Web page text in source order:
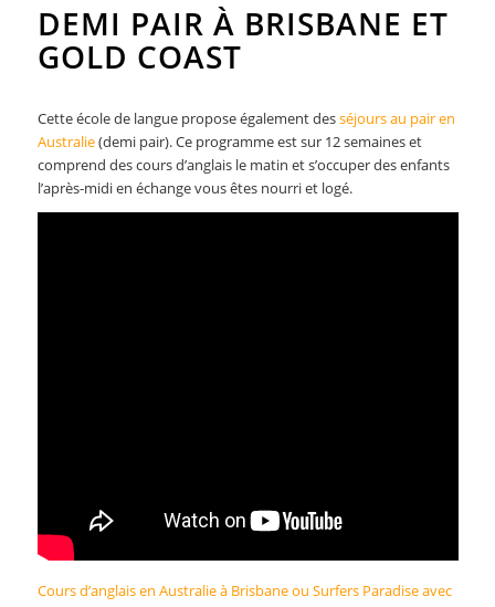
DEMI PAIR À BRISBANE ET
GOLD COAST
Cette école de langue propose également desséjours au pair en
Australie(demi pair). Ce programme est sur 12 semaines et
comprend des cours d’anglais le matin et s’occuper des enfants
l’après-midi en échange vous êtes nourri et logé.
Cours d’anglais en Australie à Brisbane ou Surfers Paradise avec